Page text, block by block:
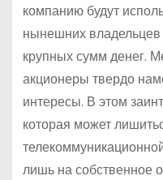
компанию будут
нынешних
крупных сумм денег.
акционеры твердо
интересы. В этом
которая может
лишь на собственное